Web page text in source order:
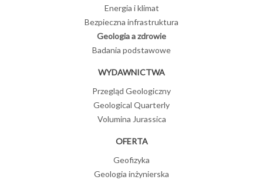
Energia i klimat
Bezpieczna infrastruktura
Geologia a zdrowie
Badania podstawowe
WYDAWNICTWA
Przegląd Geologiczny
Geological Quarterly
Volumina Jurassica
OFERTA
Geofizyka
Geologia inżynierska